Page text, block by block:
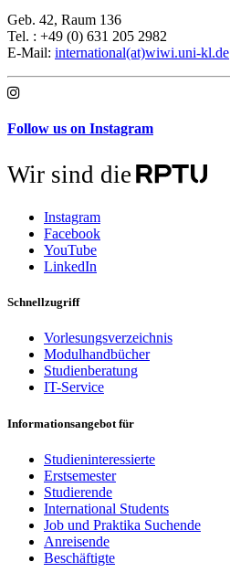
Geb. 42, Raum 136
Tel. : +49 (0) 631 205 2982
E-Mail: international(at)wiwi.uni-kl.de
Follow us on Instagram
Wir sind die
Instagram
Facebook
YouTube
LinkedIn
Schnellzugriff
Vorlesungsverzeichnis
Modulhandbücher
Studienberatung
IT-Service
Informationsangebot für
Studieninteressierte
Erstsemester
Studierende
International Students
Job und Praktika Suchende
Anreisende
Beschäftigte